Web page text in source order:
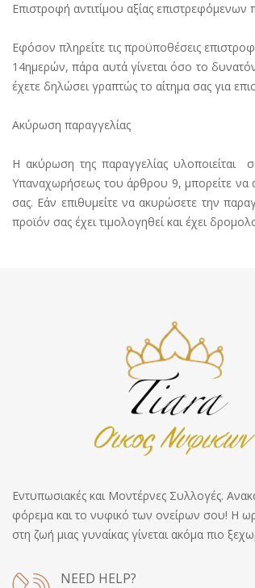
Επιστροφή αντιτίμου αξίας επιστρεφόμενων
Εφόσον πληρείτε τις προϋποθέσεις
14ημερών, πάρα αυτά γίνεται όσο το
έχετε δηλώσει γραπτώς το αίτημα σας για
Ακύρωση παραγγελίας
Η ακύρωση της παραγγελίας υλοποιείται
Υπαναχωρήσεως του άρθρου 9, μπορείτε να
σας. Εάν επιθυμείτε να ακυρώσετε την
προϊόν σας έχει τιμολογηθεί και έχει
Εντυπωσιακές και Μοντέρνες Συλλογές.
φόρεμα και το νυφικό των ονείρων σου! Η
στη ζωή μιας γυναίκας γίνεται ακόμα πιο
NEED HELP?